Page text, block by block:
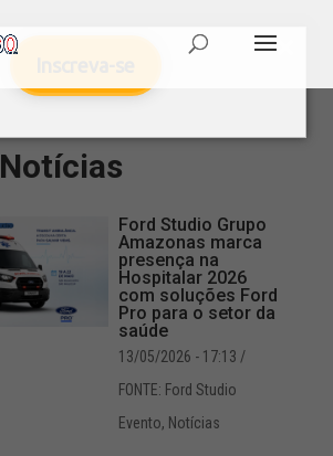
Notícias
Ford Studio Grupo
Amazonas marca
presença na
Hospitalar 2026
com soluções Ford
Pro para o setor da
saúde
13/05/2026 - 17:13 /
FONTE: Ford Studio
Evento, Notícias